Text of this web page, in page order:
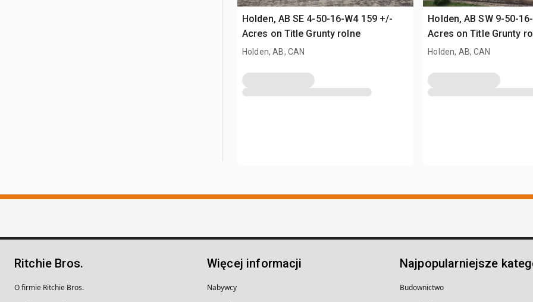
Holden, AB SE 4-50-16-W4 159 +/-
Acres on Title Grunty rolne
Holden, AB, CAN
Holden, AB SW 9-50-
Acres on Title Grunty
Holden, AB, CAN
Ritchie Bros.
O firmie Ritchie Bros.
Więcej informacji
Nabywcy
Najpopularniejsze
Budownictwo